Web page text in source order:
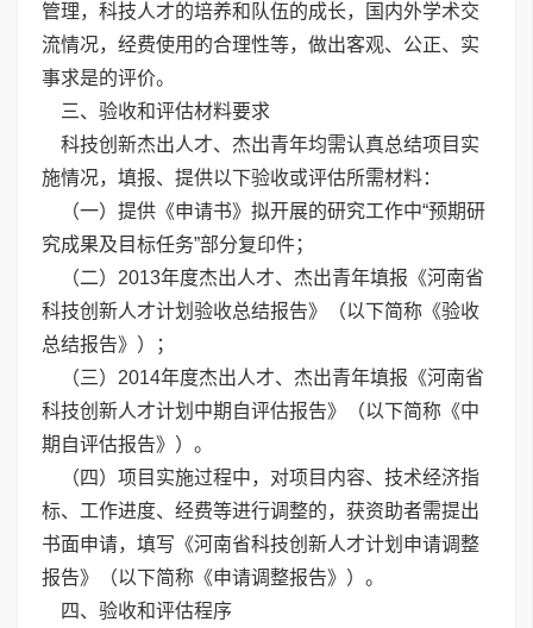
管理，科技人才的培养和队伍的成长，国内外学术交
流情况，经费使用的合理性等，做出客观、公正、实
事求是的评价。
三、验收和评估材料要求
科技创新杰出人才、杰出青年均需认真总结项目实
施情况，填报、提供以下验收或评估所需材料：
（一）提供《申请书》拟开展的研究工作中“预期研
究成果及目标任务”部分复印件；
（二）2013年度杰出人才、杰出青年填报《河南省
科技创新人才计划验收总结报告》（以下简称《验收
总结报告》）；
（三）2014年度杰出人才、杰出青年填报《河南省
科技创新人才计划中期自评估报告》（以下简称《中
期自评估报告》）。
（四）项目实施过程中，对项目内容、技术经济指
标、工作进度、经费等进行调整的，获资助者需提出
书面申请，填写《河南省科技创新人才计划申请调整
报告》（以下简称《申请调整报告》）。
四、验收和评估程序